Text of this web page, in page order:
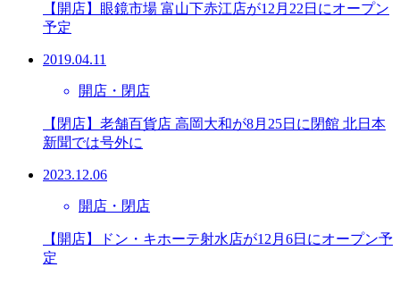
【開店】眼鏡市場 富山下赤江店が12月22日にオープン
予定
2019.04.11
開店・閉店
【閉店】老舗百貨店 高岡大和が8月25日に閉館 北日本
新聞では号外に
2023.12.06
開店・閉店
【開店】ドン・キホーテ射水店が12月6日にオープン予
定